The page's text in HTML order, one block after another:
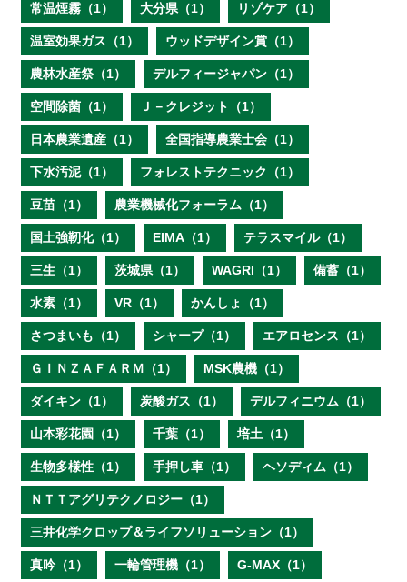
常温煙霧（1） 大分県（1） リゾケア（1）
温室効果ガス（1） ウッドデザイン賞（1）
農林水産祭（1） デルフィージャパン（1）
空間除菌（1） Ｊ－クレジット（1）
日本農業遺産（1） 全国指導農業士会（1）
下水汚泥（1） フォレストテクニック（1）
豆苗（1） 農業機械化フォーラム（1）
国土強靭化（1） EIMA（1） テラスマイル（1）
三生（1） 茨城県（1） WAGRI（1） 備蓄（1）
水素（1） VR（1） かんしょ（1）
さつまいも（1） シャープ（1） エアロセンス（1）
ＧＩＮＺＡＦＡＲＭ（1） MSK農機（1）
ダイキン（1） 炭酸ガス（1） デルフィニウム（1）
山本彩花園（1） 千葉（1） 培土（1）
生物多様性（1） 手押し車（1） ヘソディム（1）
ＮＴＴアグリテクノロジー（1）
三井化学クロップ＆ライフソリューション（1）
真吟（1） 一輪管理機（1） G-MAX（1）